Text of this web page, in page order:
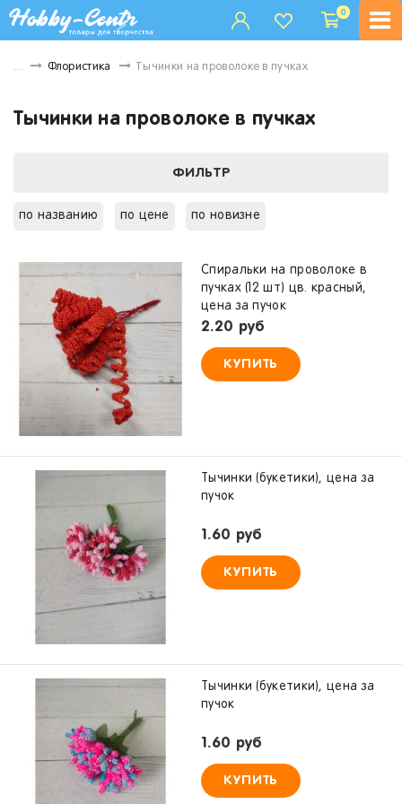
0
... Флористика Тычинки на проволоке в пучках
Тычинки на проволоке в пучках
ФИЛЬТР
по названию по цене по новизне
Спиральки на проволоке в
пучках (12 шт) цв. красный,
цена за пучок
2.20 руб
КУПИТЬ
Тычинки (букетики), цена за
пучок
1.60 руб
КУПИТЬ
Тычинки (букетики), цена за
пучок
1.60 руб
КУПИТЬ